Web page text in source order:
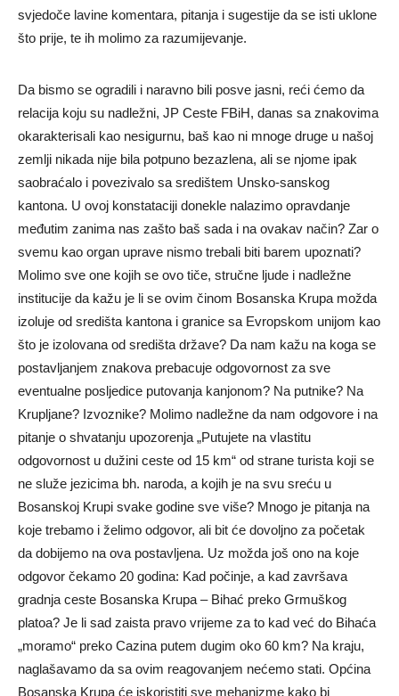
svjedoče lavine komentara, pitanja i sugestije da se isti uklone
što prije, te ih molimo za razumijevanje.
Da bismo se ogradili i naravno bili posve jasni, reći ćemo da
relacija koju su nadležni, JP Ceste FBiH, danas sa znakovima
okarakterisali kao nesigurnu, baš kao ni mnoge druge u našoj
zemlji nikada nije bila potpuno bezazlena, ali se njome ipak
saobraćalo i povezivalo sa središtem Unsko-sanskog
kantona. U ovoj konstataciji donekle nalazimo opravdanje
međutim zanima nas zašto baš sada i na ovakav način? Zar o
svemu kao organ uprave nismo trebali biti barem upoznati?
Molimo sve one kojih se ovo tiče, stručne ljude i nadležne
institucije da kažu je li se ovim činom Bosanska Krupa možda
izoluje od središta kantona i granice sa Evropskom unijom kao
što je izolovana od središta države? Da nam kažu na koga se
postavljanjem znakova prebacuje odgovornost za sve
eventualne posljedice putovanja kanjonom? Na putnike? Na
Krupljane? Izvoznike? Molimo nadležne da nam odgovore i na
pitanje o shvatanju upozorenja „Putujete na vlastitu
odgovornost u dužini ceste od 15 km“ od strane turista koji se
ne služe jezicima bh. naroda, a kojih je na svu sreću u
Bosanskoj Krupi svake godine sve više? Mnogo je pitanja na
koje trebamo i želimo odgovor, ali bit će dovoljno za početak
da dobijemo na ova postavljena. Uz možda još ono na koje
odgovor čekamo 20 godina: Kad počinje, a kad završava
gradnja ceste Bosanska Krupa – Bihać preko Grmuškog
platoa? Je li sad zaista pravo vrijeme za to kad već do Bihaća
„moramo“ preko Cazina putem dugim oko 60 km? Na kraju,
naglašavamo da sa ovim reagovanjem nećemo stati. Općina
Bosanska Krupa će iskoristiti sve mehanizme kako bi